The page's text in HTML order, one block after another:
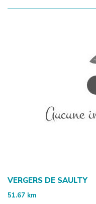
VERGERS DE SAULTY
51.67 km